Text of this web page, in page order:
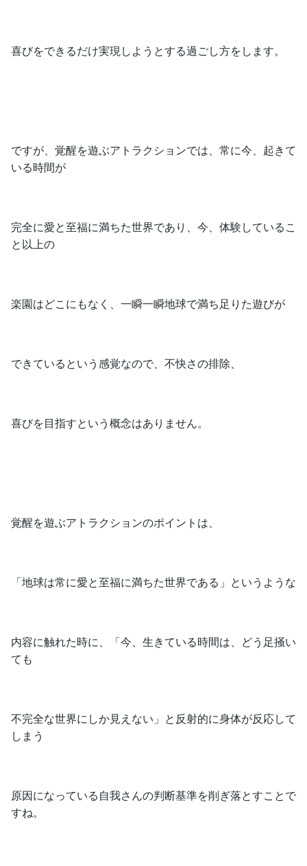
喜びをできるだけ実現しようとする過ごし方をします。
ですが、覚醒を遊ぶアトラクションでは、常に今、起きて
いる時間が
完全に愛と至福に満ちた世界であり、今、体験しているこ
と以上の
楽園はどこにもなく、一瞬一瞬地球で満ち足りた遊びが
できているという感覚なので、不快さの排除、
喜びを目指すという概念はありません。
覚醒を遊ぶアトラクションのポイントは、
「地球は常に愛と至福に満ちた世界である」というような
内容に触れた時に、「今、生きている時間は、どう足掻い
ても
不完全な世界にしか見えない」と反射的に身体が反応して
しまう
原因になっている自我さんの判断基準を削ぎ落とすことで
すね。